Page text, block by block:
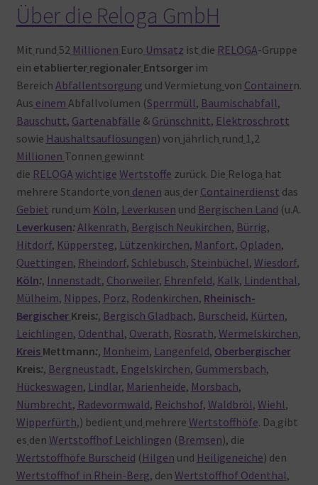
Über die Reloga GmbH
Mit rund 52 Millionen Euro Umsatz ist die RELOGA-Gruppe
ein etablierter regionaler Entsorger im
Bereich Abfallentsorgung und Vermietung von Containern.
Aus einem Abfallvolumen (Sperrmüll, Baumischabfall,
Bauschutt, Gartenabfälle & Grünschnitt, Elektroschrott
sowie Haushaltsauflösungen) von jährlich rund 1,2
Millionen Tonnen gewinnt
die RELOGAwichtige Wertstoffe zurück. Die Reloga hat
mehrere Standorte von denen aus der Containerdienst das
Gebiet rund um Köln, Leverkusen und Bergischen Land (u.A.
Leverkusen:Alkenrath, Bergisch Neukirchen, Bürrig,
Hitdorf, Küppersteg, Lützenkirchen, Manfort, Opladen,
Quettingen, Rheindorf, Schlebusch, Steinbüchel, Wiesdorf,
Köln:, Innenstadt, Chorweiler, Ehrenfeld, Kalk, Lindenthal,
Mülheim, Nippes, Porz, Rodenkirchen, Rheinisch-
Bergischer Kreis:, Bergisch Gladbach, Burscheid, Kürten,
Leichlingen, Odenthal, Overath, Rösrath, Wermelskirchen,
Kreis Mettmann:, Monheim, Langenfeld, Oberbergischer
Kreis:, Bergneustadt, Engelskirchen, Gummersbach,
Hückeswagen, Lindlar, Marienheide, Morsbach,
Nümbrecht, Radevormwald, Reichshof, Waldbröl, Wiehl,
Wipperfürth,) bedient und mehrere Wertstoffhöfe. Da gibt
es den Wertstoffhof Leichlingen ( Bremsen), die
Wertstoffhöfe Burscheid ( Hilgen und Heiligeneiche) den
Wertstoffhof in Rhein-Berg, den Wertstoffhof Odenthal,